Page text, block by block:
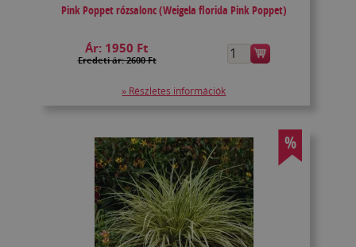
Pink Poppet rózsalonc (Weigela florida Pink Poppet)
Ár: 1950 Ft
Eredeti ár: 2600 Ft
» Részletes információk
%